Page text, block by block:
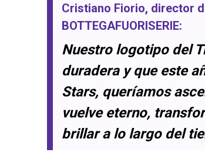
Cristiano Fiorio, director
BOTTEGAFUORISERIE:
Nuestro logotipo del
duradera y que este
Stars, queríamos
vuelve eterno,
brillar a lo largo del